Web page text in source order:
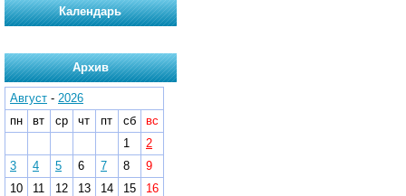
Календарь
Архив
Август - 2026
пн
вт ср чт пт сб
вс
1
2
3
4 5 6 7 8
9
10
11 12 13 14 15
16